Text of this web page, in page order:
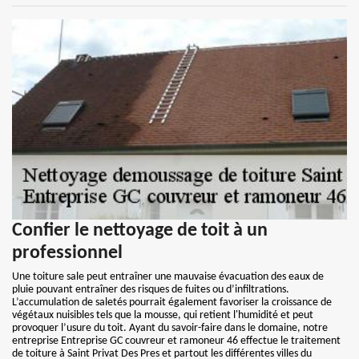
Confier le nettoyage de toit à un
professionnel
Une toiture sale peut entraîner une mauvaise évacuation des eaux de
pluie pouvant entraîner des risques de fuites ou d’infiltrations.
L’accumulation de saletés pourrait également favoriser la croissance de
végétaux nuisibles tels que la mousse, qui retient l'humidité et peut
provoquer l’usure du toit. Ayant du savoir-faire dans le domaine, notre
entreprise Entreprise GC couvreur et ramoneur 46 effectue le traitement
de toiture à Saint Privat Des Pres et partout les différentes villes du